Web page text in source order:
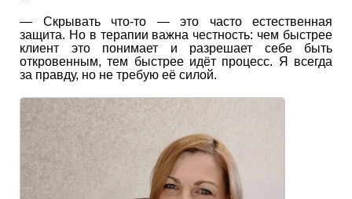
— Скрывать что-то — это часто естественная
защита. Но в терапии важна честность: чем быстрее
клиент это понимает и разрешает себе быть
откровенным, тем быстрее идёт процесс. Я всегда
за правду, но не требую её силой.